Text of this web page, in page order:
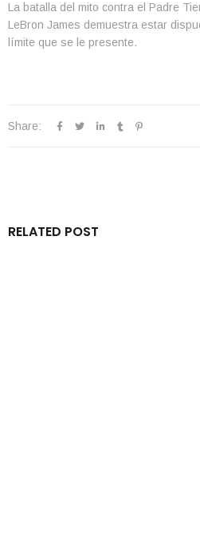
La batalla del mito contra el Padre
LeBron James demuestra estar
límite que se le presente.
Share:
RELATED POST